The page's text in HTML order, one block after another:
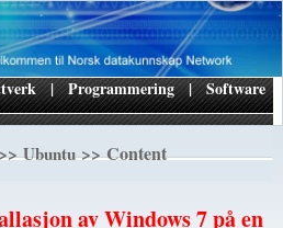
| Programmering | Software
Ubuntu>> Content
av Windows 7 på en